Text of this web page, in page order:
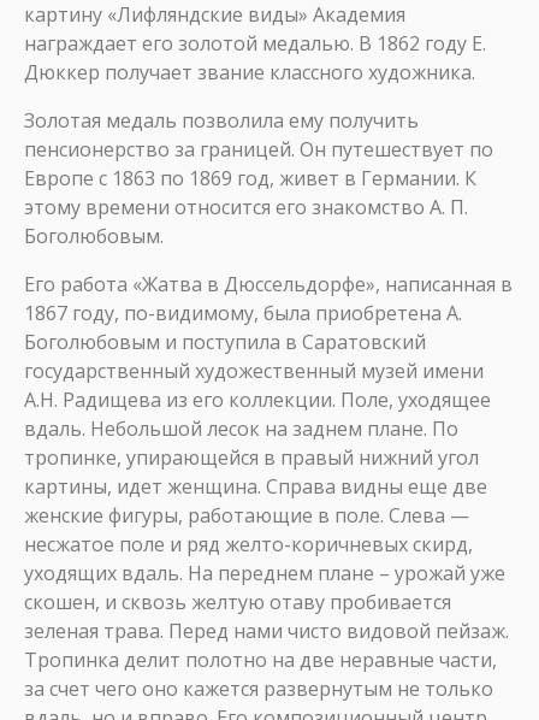
картину «Лифляндские виды» Академия
награждает его золотой медалью. В 1862 году Е.
Дюккер получает звание классного художника.
Золотая медаль позволила ему получить
пенсионерство за границей. Он путешествует по
Европе с 1863 по 1869 год, живет в Германии. К
этому времени относится его знакомство А. П.
Боголюбовым.
Его работа «Жатва в Дюссельдорфе», написанная в
1867 году, по-видимому, была приобретена А.
Боголюбовым и поступила в Саратовский
государственный художественный музей имени
А.Н. Радищева из его коллекции. Поле, уходящее
вдаль. Небольшой лесок на заднем плане. По
тропинке, упирающейся в правый нижний угол
картины, идет женщина. Справа видны еще две
женские фигуры, работающие в поле. Слева —
несжатое поле и ряд желто-коричневых скирд,
уходящих вдаль. На переднем плане – урожай уже
скошен, и сквозь желтую отаву пробивается
зеленая трава. Перед нами чисто видовой пейзаж.
Тропинка делит полотно на две неравные части,
за счет чего оно кажется развернутым не только